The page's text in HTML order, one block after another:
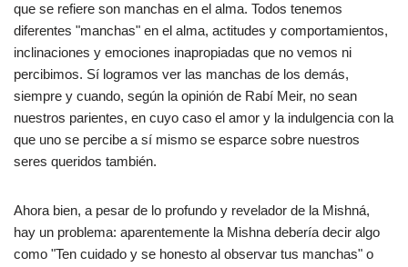
que se refiere son manchas en el alma. Todos tenemos
diferentes "manchas" en el alma, actitudes y comportamientos,
inclinaciones y emociones inapropiadas que no vemos ni
percibimos. Sí logramos ver las manchas de los demás,
siempre y cuando, según la opinión de Rabí Meir, no sean
nuestros parientes, en cuyo caso el amor y la indulgencia con la
que uno se percibe a sí mismo se esparce sobre nuestros
seres queridos también.
Ahora bien, a pesar de lo profundo y revelador de la Mishná,
hay un problema: aparentemente la Mishna debería decir algo
como "Ten cuidado y se honesto al observar tus manchas" o